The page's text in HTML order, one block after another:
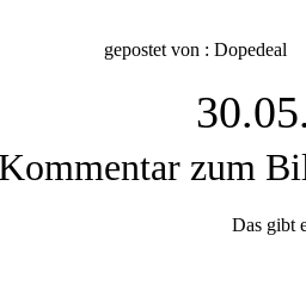
gepostet von : Dopedeal
Kommentar zum
Das gibt